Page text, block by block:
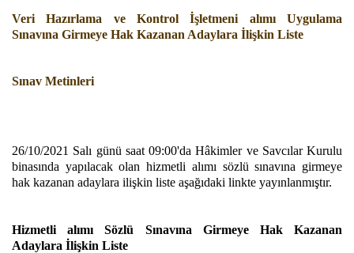
Veri Hazırlama ve Kontrol İşletmeni alımı Uygulama
Sınavına Girmeye Hak Kazanan Adaylara İlişkin Liste
Sınav Metinleri
26/10/2021 Salı günü saat 09:00'da Hâkimler ve Savcılar Kurulu
binasında yapılacak olan hizmetli alımı sözlü sınavına girmeye
hak kazanan adaylara ilişkin liste aşağıdaki linkte yayınlanmıştır.
Hizmetli alımı Sözlü Sınavına Girmeye Hak Kazanan
Adaylara İlişkin Liste